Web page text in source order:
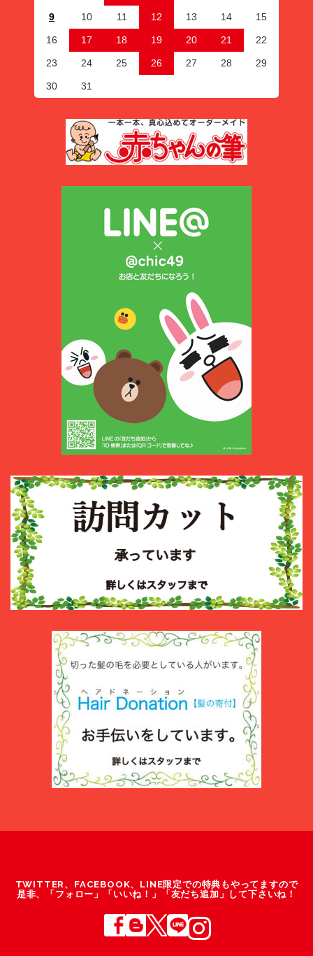
9 10 11 12 13 14 15
16 17 18 19 20 21 22
23 24 25 26 27 28 29
30 31
TWITTER、FACEBOOK、LINE限定での特典もやってますので
是非、「フォロー」「いいね！」「友だち追加」して下さいね！